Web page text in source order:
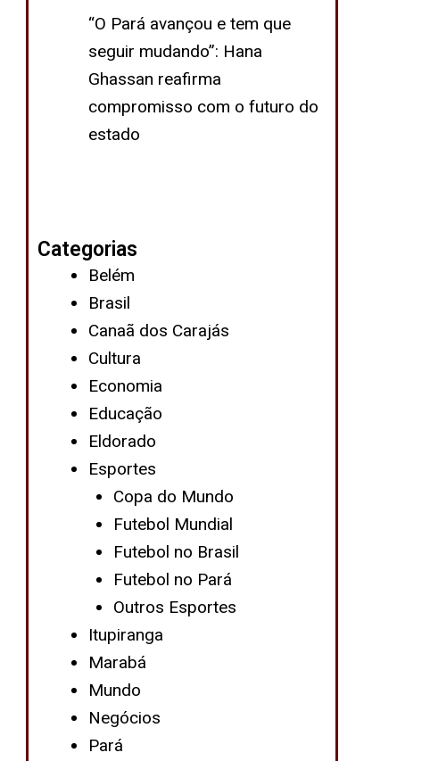
“O Pará avançou e tem que
seguir mudando”: Hana
Ghassan reafirma
compromisso com o futuro do
estado
Categorias
Belém
Brasil
Canaã dos Carajás
Cultura
Economia
Educação
Eldorado
Esportes
Copa do Mundo
Futebol Mundial
Futebol no Brasil
Futebol no Pará
Outros Esportes
Itupiranga
Marabá
Mundo
Negócios
Pará